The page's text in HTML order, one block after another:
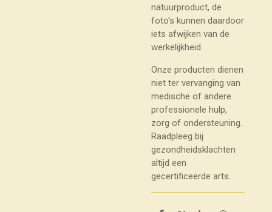
natuurproduct, de
foto's kunnen daardoor
iets afwijken van de
werkelijkheid
Onze producten dienen
niet ter vervanging van
medische of andere
professionele hulp,
zorg of ondersteuning.
Raadpleeg bij
gezondheidsklachten
altijd een
gecertificeerde arts.